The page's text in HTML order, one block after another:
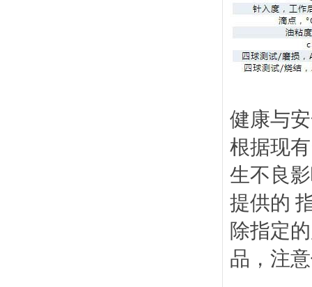
健康与
根据现
生不良
提供的
除指定
品，注